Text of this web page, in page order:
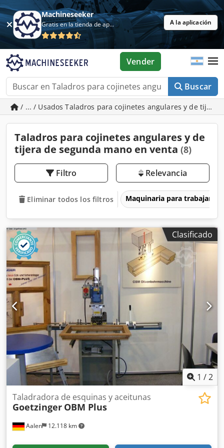
Machineseeker
Gratis en la tienda de aplicaciones A la aplicación
Buscar
Vender
/ ... / Usados Taladros para cojinetes angulares y de tijera
Taladros para cojinetes angulares y de
tijera de segunda mano en venta (8)
Filtro Relevancia
Eliminar todos los filtros Maquinaria para trabajar la
Clasificado
1 /2
Aalen 12.118 km
Taladradora de esquinas y aceitunas
Goetzinger OBM Plus